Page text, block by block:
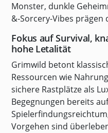
Monster, dunkle
&-Sorcery-Vibes prägen
Fokus auf Survival,
hohe Letalität
Grimwild betont
Ressourcen wie
sichere Rastplätze als
Begegnungen bereits
Vorgehen sind